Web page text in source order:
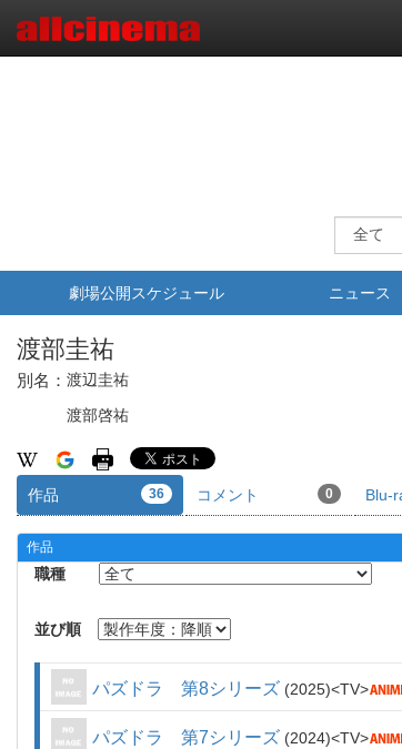
劇場公開スケジュール ニュース
渡部圭祐
別名： 渡辺圭祐
渡部啓祐
作品 36 コメント 0 Blu-
作品
職種
並び順
パズドラ 第8シリーズ 2025 TV
パズドラ 第7シリーズ 2024 TV